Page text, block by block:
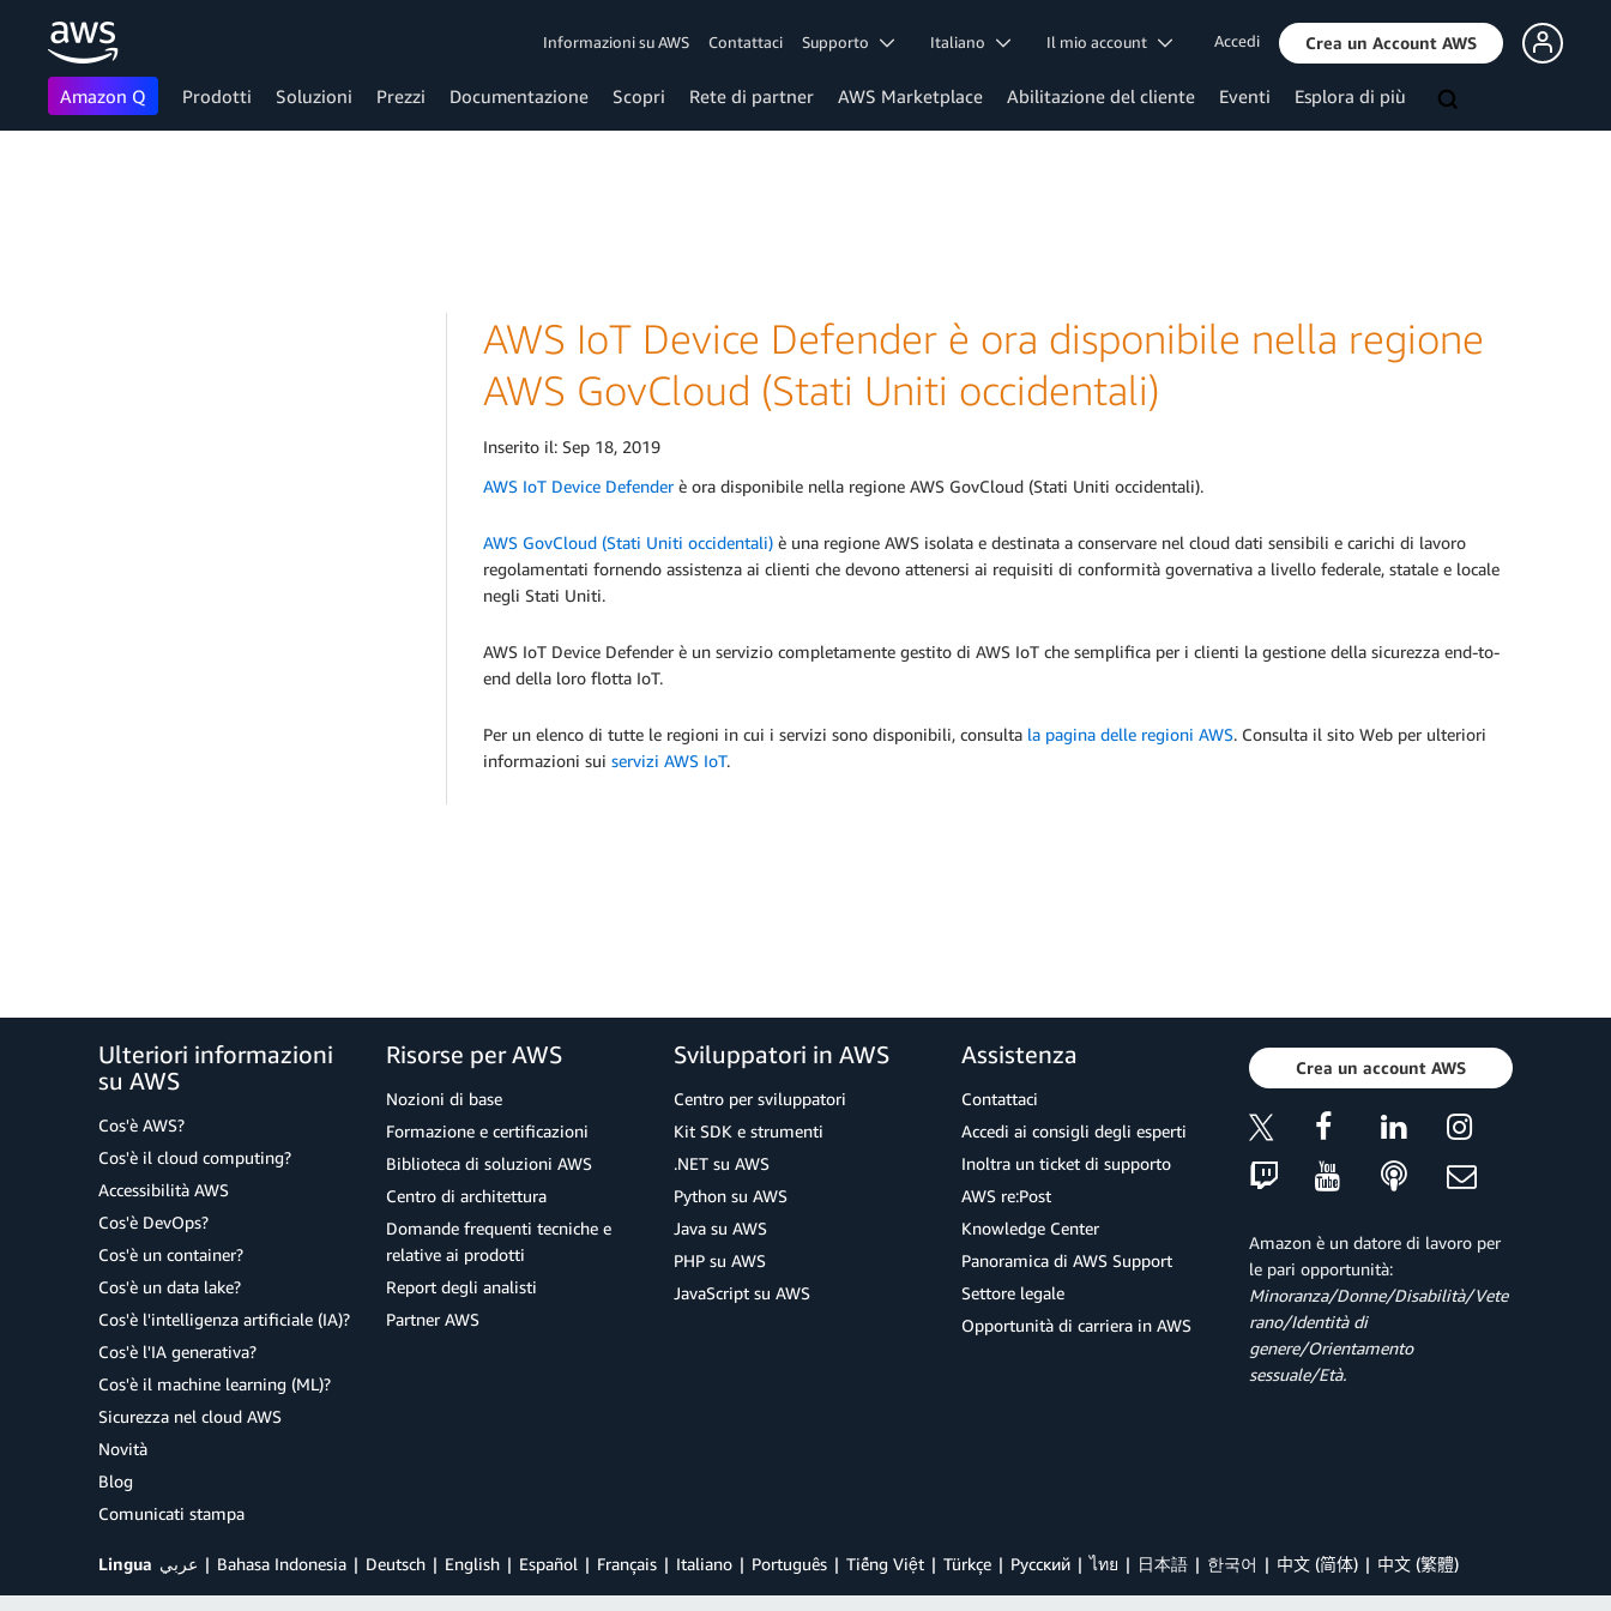
Informazioni su AWS Contattaci Supporto Italiano Il mio account Accedi Crea un Account AWS
Amazon Q Prodotti Soluzioni Prezzi Documentazione Scopri Rete di partner AWS Marketplace Abilitazione del cliente Eventi Esplora di più
AWS IoT Device Defender è ora disponibile nella regione
AWS GovCloud (Stati Uniti occidentali)
Inserito il: Sep 18, 2019
AWS IoT Device Defenderè ora disponibile nella regione AWS GovCloud (Stati Uniti occidentali).
AWS GovCloud (Stati Uniti occidentali) è una regione AWS isolata e destinata a conservare nel cloud dati sensibili e carichi di lavoro
regolamentati fornendo assistenza ai clienti che devono attenersi ai requisiti di conformità governativa a livello federale, statale e locale
negli Stati Uniti.
AWS IoT Device Defender è un servizio completamente gestito di AWS IoT che semplifica per i clienti la gestione della sicurezza end-to-
end della loro flotta IoT.
Per un elenco di tutte le regioni in cui i servizi sono disponibili, consulta la pagina delle regioni AWS. Consulta il sito Web per ulteriori
informazioni sui servizi AWS IoT.
Ulteriori informazioni
su AWS
Cos'è AWS?
Cos'è il cloud computing?
Accessibilità AWS
Cos'è DevOps?
Cos'è un container?
Cos'è un data lake?
Cos'è l'intelligenza artificiale (IA)?
Cos'è l'IA generativa?
Cos'è il machine learning (ML)?
Sicurezza nel cloud AWS
Novità
Blog
Comunicati stampa
Risorse per AWS
Nozioni di base
Formazione e certificazioni
Biblioteca di soluzioni AWS
Centro di architettura
Domande frequenti tecniche e
relative ai prodotti
Report degli analisti
Partner AWS
Sviluppatori in AWS
Centro per sviluppatori
Kit SDK e strumenti
.NET su AWS
Python su AWS
Java su AWS
PHP su AWS
JavaScript su AWS
Assistenza
Contattaci
Accedi ai consigli degli esperti
Inoltra un ticket di supporto
AWS re:Post
Knowledge Center
Panoramica di AWS Support
Settore legale
Opportunità di carriera in AWS
Crea un account AWS
Amazon è un datore di lavoro per
le pari opportunità:
Minoranza/Donne/Disabilità/Vete
rano/Identità di
genere/Orientamento
sessuale/Età.
Lingua عربي Bahasa Indonesia Deutsch English Español Français Italiano Português Tiếng Việt Türkçe Ρусский ไทย 日本語 한국어 中文 (简体) 中文 (繁體)